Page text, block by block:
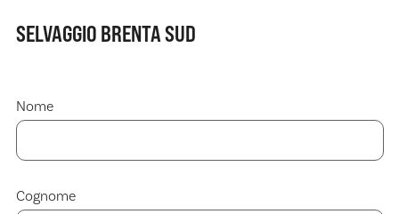
SELVAGGIO BRENTA SUD
Nome
Cognome